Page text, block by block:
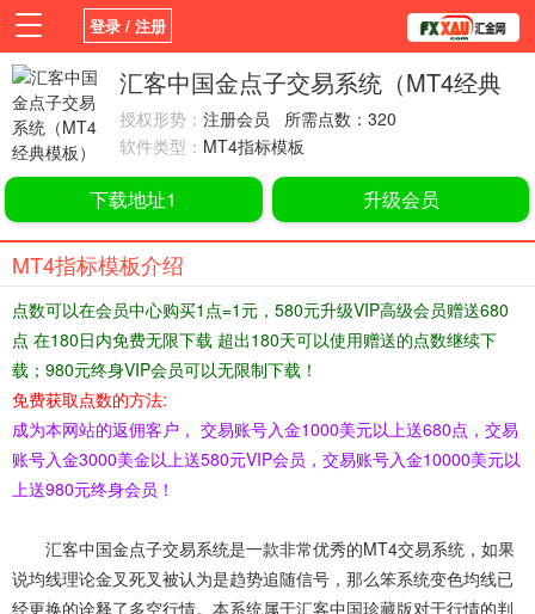
登录 / 注册
首页 新闻 观点 货币
学院
平台
指标EA 书籍 视频
汇客中国金点子交易系统（MT4经典
模板）
授权形势： 注册会员 所需点数：320
软件类型： MT4指标模板
下载地址1 升级会员
MT4指标模板介绍
点数可以在会员中心购买1点=1元，580元升级VIP高级会员赠送680
点 在180日内免费无限下载 超出180天可以使用赠送的点数继续下
载；980元终身VIP会员可以无限制下载！
免费获取点数的方法:
成为本网站的返佣客户， 交易账号入金1000美元以上送680点，交易
账号入金3000美金以上送580元VIP会员，交易账号入金10000美元以
上送980元终身会员！
汇客中国金点子交易系统是一款非常优秀的MT4交易系统，如果
说均线理论金叉死叉被认为是趋势追随信号，那么笨系统变色均线已
经更换的诠释了多空行情。本系统属于汇客中国珍藏版对于行情的判